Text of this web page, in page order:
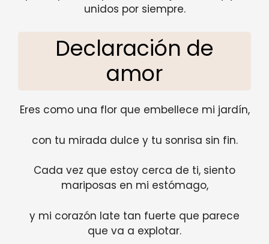
unidos por siempre.
Declaración de
amor
Eres como una flor que embellece mi jardín,
con tu mirada dulce y tu sonrisa sin fin.
Cada vez que estoy cerca de ti, siento
mariposas en mi estómago,
y mi corazón late tan fuerte que parece
que va a explotar.